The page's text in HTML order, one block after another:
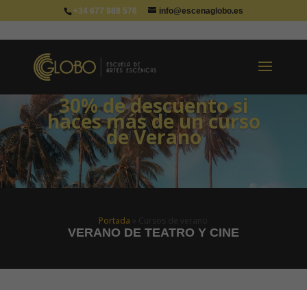
+34 677 988 576 info@escenaglobo.es
30% de descuento si
haces más de un curso
de Verano
Portada
VERANO DE TEATRO Y CINE